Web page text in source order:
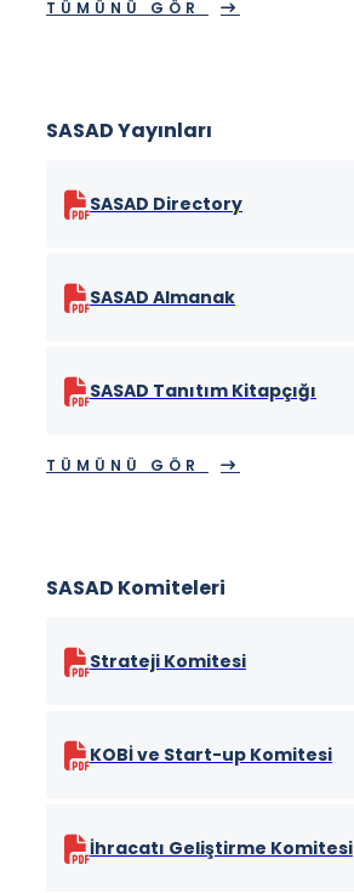
TÜMÜNÜ GÖR
SASAD Yayınları
SASAD Directory
SASAD Almanak
SASAD Tanıtım Kitapçığı
TÜMÜNÜ GÖR
SASAD Komiteleri
Strateji Komitesi
KOBİ ve Start-up Komitesi
İhracatı Geliştirme Komitesi